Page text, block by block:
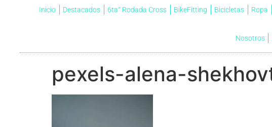
Inicio Destacados 6ta° Rodada Cross BikeFitting Bicicletas Ropa
Nosotros
pexels-alena-